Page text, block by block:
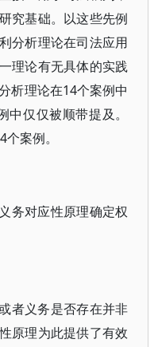
究基础。以这些先例
分析理论在司法应用
理论有无具体的实践
析理论在14个案例中
仅仅被顺带提及。
案例。
务对应性原理确定权
者义务是否存在并非
原理为此提供了有效